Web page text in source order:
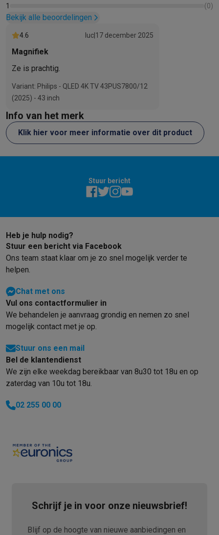
1
(0)
Bekijk alle beoordelingen
4.6 luc 17 december 2025
Magnifiek
Ze is prachtig.
Variant: Philips - QLED 4K TV 43PUS7800/12
(2025) - 43 inch
Info van het merk
Klik hier voor meer informatie over dit product
Stuur bericht
Heb je hulp nodig?
Stuur een bericht via Facebook
Ons team staat klaar om je zo snel mogelijk verder te
helpen.
Chat met ons
Vul ons contactformulier in
We behandelen je aanvraag grondig en nemen zo snel
mogelijk contact met je op.
Stuur ons een mail
Bel de klantendienst
We zijn elke weekdag bereikbaar van 8u30 tot 18u en op
zaterdag van 10u tot 18u.
02 255 00 00
Schrijf je in voor onze nieuwsbrief!
Blijf op de hoogte van nieuwe aanbiedingen en